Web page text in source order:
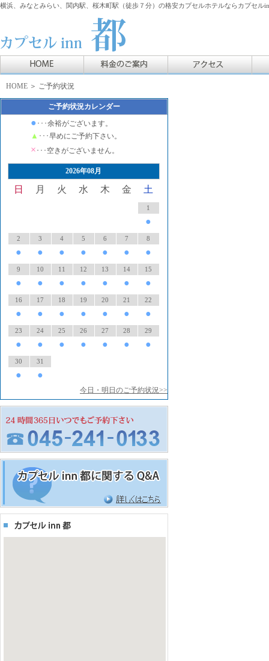
横浜、みなとみらい、関内駅、桜木町駅（徒歩７分）の格安カプセルホテルならカプセル
HOME ＞ ご予約状況
ご予約状況カレンダー
● ･･･余裕がございます。
▲ ･･･早めにご予約下さい。
× ･･･空きがございません。
2026年08月
日 月 火 水 木 金 土
1
●
2
●
3
●
4
●
5
●
6
●
7
●
8
●
9
●
10
●
11
●
12
●
13
●
14
●
15
●
16
●
17
●
18
●
19
●
20
●
21
●
22
●
23
●
24
●
25
●
26
●
27
●
28
●
29
●
30
●
31
●
今日・明日のご予約状況>>